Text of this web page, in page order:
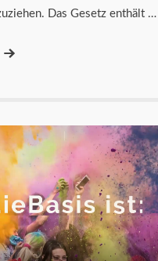
Das Gesetz enthält …